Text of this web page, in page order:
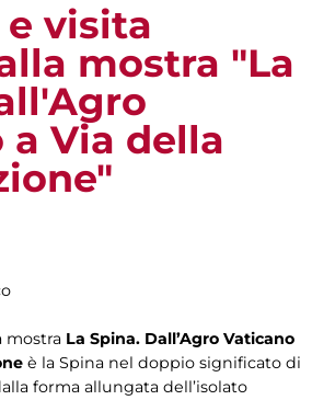
visita
mostra "La
a Via della
mostra La Spina. Dall’Agro Vaticano
è la Spina nel doppio significato di
forma allungata dell’isolato